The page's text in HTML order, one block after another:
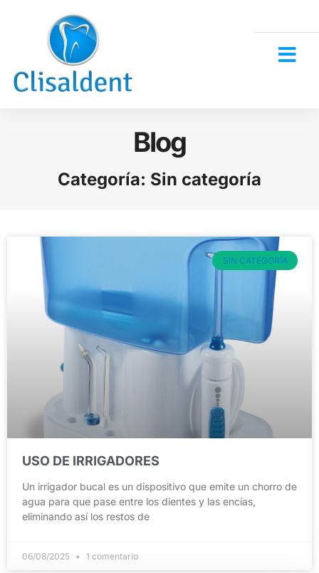
Blog
Categoría: Sin categoría
SIN CATEGORÍA
USO DE IRRIGADORES
Un irrigador bucal es un dispositivo que emite un chorro de
agua para que pase entre los dientes y las encías,
eliminando así los restos de
06/08/2025 1 comentario